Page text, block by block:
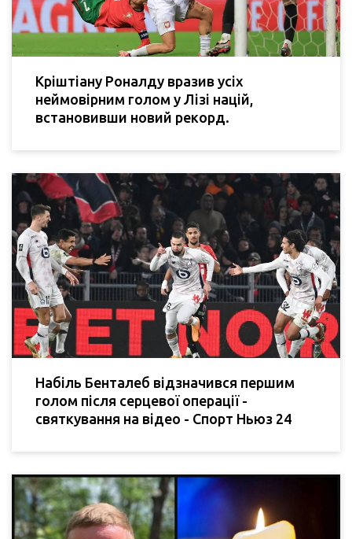
Кріштіану Роналду вразив усіх
неймовірним голом у Лізі націй,
встановивши новий рекорд.
Набіль Бенталеб відзначився першим
голом після серцевої операції -
святкування на відео - Спорт Ньюз 24